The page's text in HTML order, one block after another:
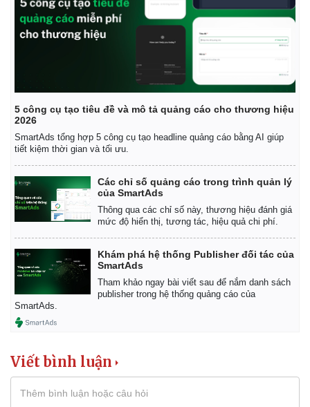
Kinh tế
Thị trường
Giá vàng
Tiêu dùng
Tỷ giá
Chứng khoán
Giá cà phê
5 công cụ tạo tiêu đề và mô tả quảng cáo cho thương hiệu
2026
SmartAds tổng hợp 5 công cụ tạo headline quảng cáo bằng AI giúp
tiết kiệm thời gian và tối ưu.
Các chỉ số quảng cáo trong trình quản lý
của SmartAds
Thông qua các chỉ số này, thương hiệu đánh giá
mức độ hiển thị, tương tác, hiệu quả chi phí.
Khám phá hệ thống Publisher đối tác của
SmartAds
Tham khảo ngay bài viết sau để nắm danh sách
publisher trong hệ thống quảng cáo của
SmartAds.
Viết bình luận